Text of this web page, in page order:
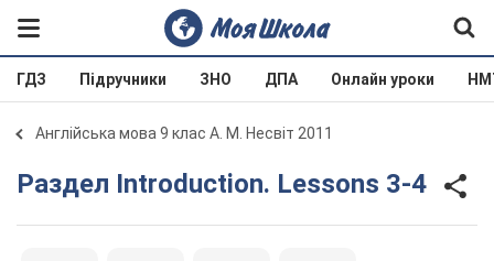
ГДЗ Підручники ЗНО ДПА Онлайн уроки
Англійська мова 9 клас А. М. Несвіт 2011
Раздел Introduction. Lessons 3-4